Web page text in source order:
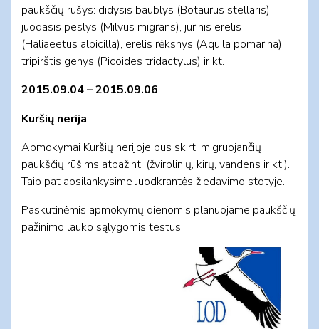
paukščių rūšys: didysis baublys (Botaurus stellaris),
juodasis peslys (Milvus migrans), jūrinis erelis
(Haliaeetus albicilla), erelis rėksnys (Aquila pomarina),
tripirštis genys (Picoides tridactylus) ir kt.
2015.09.04 – 2015.09.06
Kuršių nerija
Apmokymai Kuršių nerijoje bus skirti migruojančių
paukščių rūšims atpažinti (žvirblinių, kirų, vandens ir kt.).
Taip pat apsilankysime Juodkrantės žiedavimo stotyje.
Paskutinėmis apmokymų dienomis planuojame paukščių
pažinimo lauko sąlygomis testus.